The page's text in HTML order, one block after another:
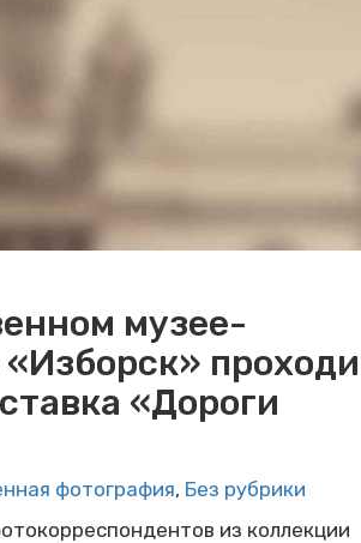
музее-
«Дороги
фотография, Без рубрики
из коллекции